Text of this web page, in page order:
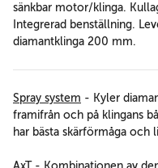
sänkbar motor/klinga.
Integrerad benställning.
diamantklinga 200 mm.
Spray system - Kyler
framifrån och på klingans
har bästa skärförmåga och